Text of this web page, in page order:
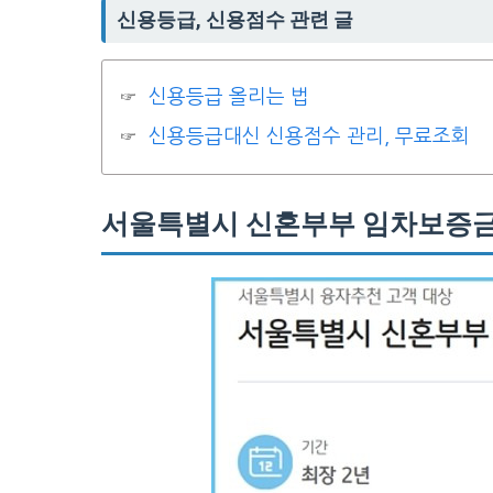
신용등급, 신용점수 관련 글
신용등급 올리는 법
신용등급대신 신용점수 관리, 무료조회
서울특별시 신혼부부 임차보증